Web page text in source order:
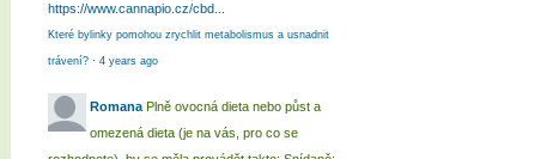
https://www.cannapio.cz/cbd...
Které bylinky pomohou zrychlit metabolismus a usnadnit
trávení? · 4 years ago
Romana Plně ovocná dieta nebo půst a
omezená dieta (je na vás, pro co se